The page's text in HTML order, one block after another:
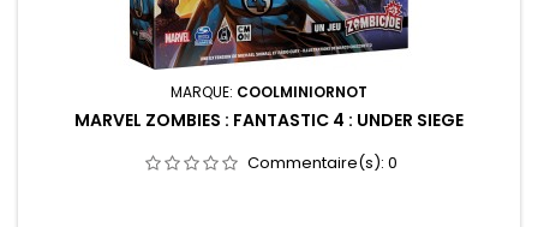
MARQUE: COOLMINIORNOT
MARVEL ZOMBIES : FANTASTIC 4 : UNDER SIEGE
Commentaire(s): 0